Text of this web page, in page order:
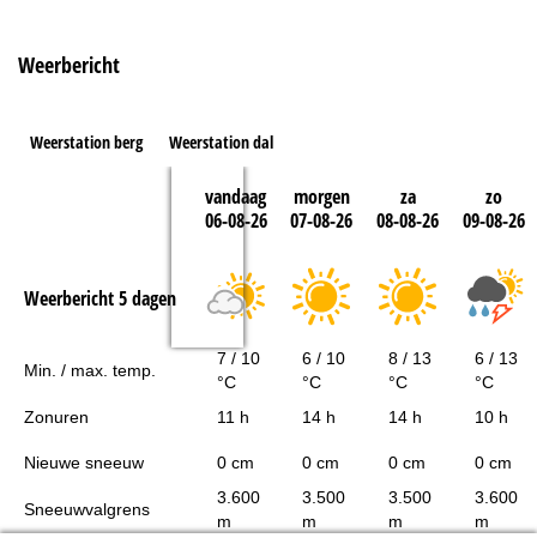
Weerbericht
Weerstation berg Weerstation dal
vandaag
06-08-26
morgen
07-08-26
za
08-08-26
zo
09-08-26
Weerbericht 5 dagen
Min. / max. temp.
7 / 10
°C
6 / 10
°C
8 / 13
°C
6 / 13
°C
Zonuren
11 h 14 h 14 h 10 h
Nieuwe sneeuw 0 cm 0 cm 0 cm 0 cm
Sneeuwvalgrens
3.600
m
3.500
m
3.500
m
3.600
m